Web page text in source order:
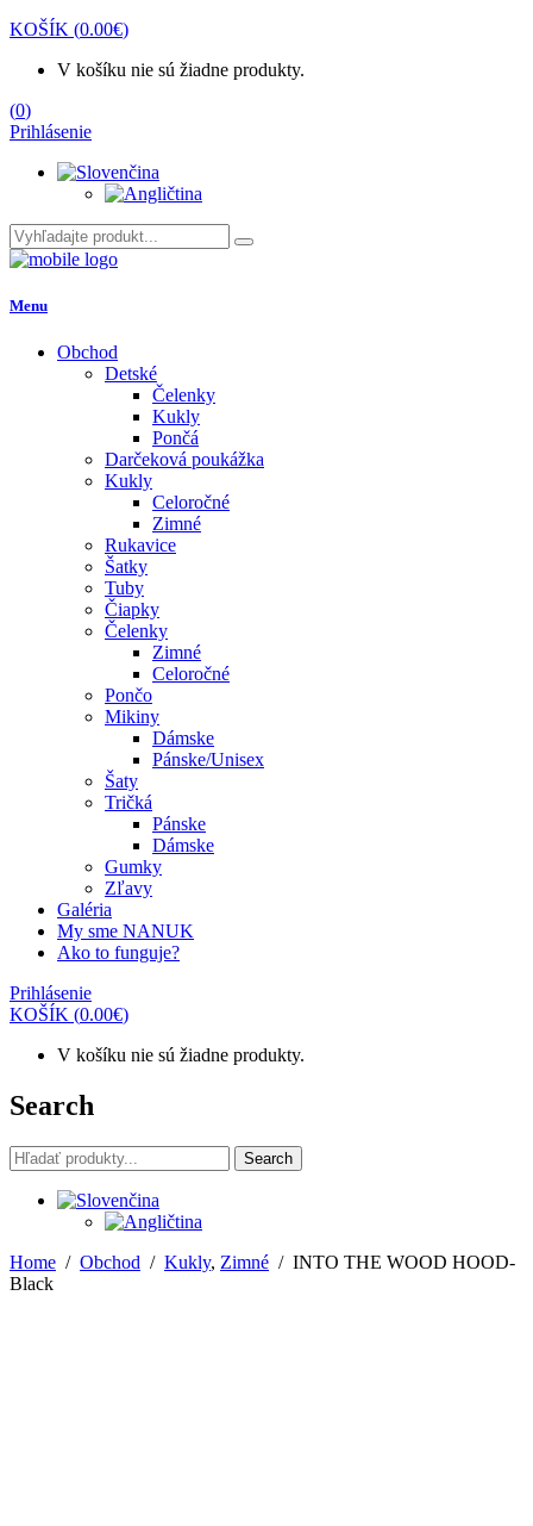
KOŠÍK (0.00€)
V košíku nie sú žiadne produkty.
(0)
Prihlásenie
Menu
Obchod
Detské
Čelenky
Kukly
Pončá
Darčeková poukážka
Kukly
Celoročné
Zimné
Rukavice
Šatky
Tuby
Čiapky
Čelenky
Zimné
Celoročné
Pončo
Mikiny
Dámske
Pánske/Unisex
Šaty
Tričká
Pánske
Dámske
Gumky
Zľavy
Galéria
My sme NANUK
Ako to funguje?
Prihlásenie
KOŠÍK (0.00€)
V košíku nie sú žiadne produkty.
Search
Search
for:
Search
Home / Obchod / Kukly, Zimné / INTO THE WOOD HOOD-
Black